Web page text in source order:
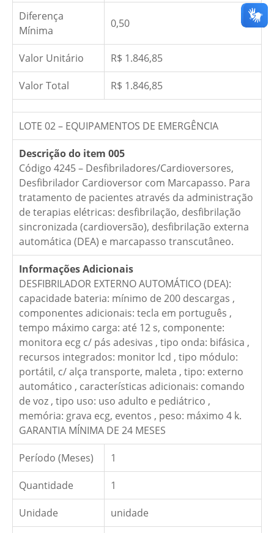
Diferença
Mínima
0,50
Valor Unitário R$ 1.846,85
Valor Total R$ 1.846,85
LOTE 02 – EQUIPAMENTOS DE EMERGÊNCIA
Descrição do item 005
Código 4245 – Desfibriladores/Cardioversores,
Desfibrilador Cardioversor com Marcapasso. Para
tratamento de pacientes através da administração
de terapias elétricas: desfibrilação, desfibrilação
sincronizada (cardioversão), desfibrilação externa
automática (DEA) e marcapasso transcutâneo.
Informações Adicionais
DESFIBRILADOR EXTERNO AUTOMÁTICO (DEA):
capacidade bateria: mínimo de 200 descargas ,
componentes adicionais: tecla em português ,
tempo máximo carga: até 12 s, componente:
monitora ecg c/ pás adesivas , tipo onda: bifásica ,
recursos integrados: monitor lcd , tipo módulo:
portátil, c/ alça transporte, maleta , tipo: externo
automático , características adicionais: comando
de voz , tipo uso: uso adulto e pediátrico ,
memória: grava ecg, eventos , peso: máximo 4 k.
GARANTIA MÍNIMA DE 24 MESES
Período (Meses) 1
Quantidade 1
Unidade unidade